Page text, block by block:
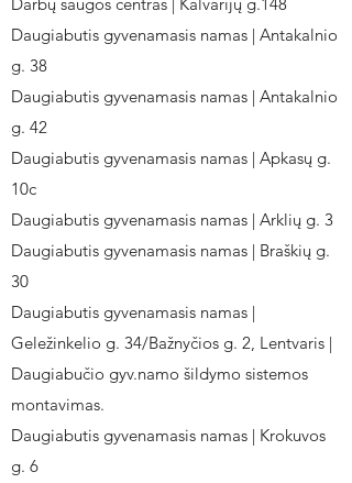
Daugiabutis gyvenamasis namas | Antakalnio
g. 38
Daugiabutis gyvenamasis namas | Antakalnio
g. 42
Daugiabutis gyvenamasis namas | Apkasų g.
10c
Daugiabutis gyvenamasis namas | Arklių g. 3
Daugiabutis gyvenamasis namas | Braškių g.
30
Daugiabutis gyvenamasis namas |
Geležinkelio g. 34/Bažnyčios g. 2, Lentvaris |
Daugiabučio gyv.namo šildymo sistemos
montavimas.
Daugiabutis gyvenamasis namas | Krokuvos
g. 6